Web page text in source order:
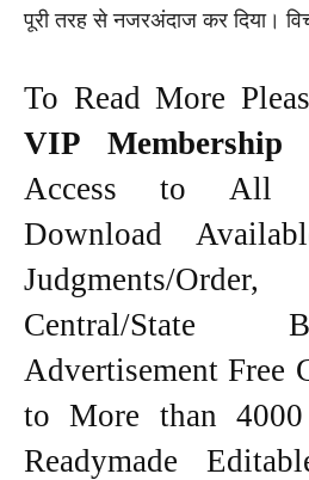
पूरी तरह से नजरअंदाज कर दिया।
To Read More
VIP Membership
Access to All
Download
Judgments/
Central/State
Advertisement Free
to More than
Readymade